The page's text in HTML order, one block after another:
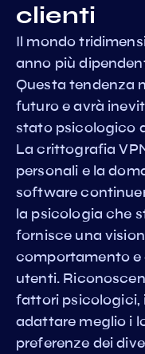
clienti
Il mondo
anno più
Questa tendenza
futuro e avrà
stato psicologico
La crittografia
personali e la
software
la psicologia che
fornisce una
comportamento e
utenti.
fattori psicologici,
adattare meglio i
preferenze dei